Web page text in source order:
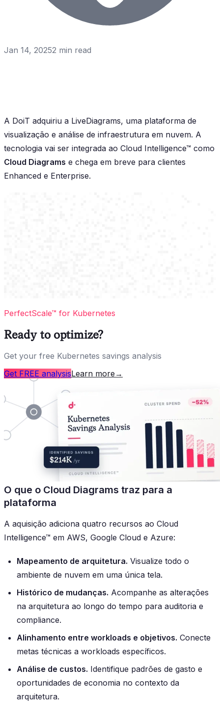
Jan 14, 20252 min read
A DoiT adquiriu a LiveDiagrams, uma plataforma de
visualização e análise de infraestrutura em nuvem. A
tecnologia vai ser integrada ao Cloud Intelligence™ como
Cloud Diagrams e chega em breve para clientes
Enhanced e Enterprise.
PerfectScale™ for Kubernetes
Ready to optimize?
Get your free Kubernetes savings analysis
Get FREE analysisLearn more →
O que o Cloud Diagrams traz para a
plataforma
A aquisição adiciona quatro recursos ao Cloud
Intelligence™ em AWS, Google Cloud e Azure:
Mapeamento de arquitetura. Visualize todo o
ambiente de nuvem em uma única tela.
Histórico de mudanças. Acompanhe as alterações
na arquitetura ao longo do tempo para auditoria e
compliance.
Alinhamento entre workloads e objetivos. Conecte
metas técnicas a workloads específicos.
Análise de custos. Identifique padrões de gasto e
oportunidades de economia no contexto da
arquitetura.